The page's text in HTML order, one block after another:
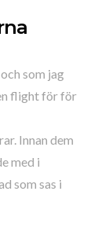
som jag
flight för för
Innan dem
med i
som sas i